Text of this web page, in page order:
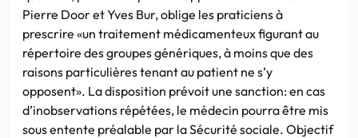
Pierre Door et Yves Bur, oblige les praticiens à
prescrire «un traitement médicamenteux figurant au
répertoire des groupes génériques, à moins que des
raisons particulières tenant au patient ne s’y
opposent». La disposition prévoit une sanction: en cas
d’inobservations répétées, le médecin pourra être mis
sous entente préalable par la Sécurité sociale. Objectif